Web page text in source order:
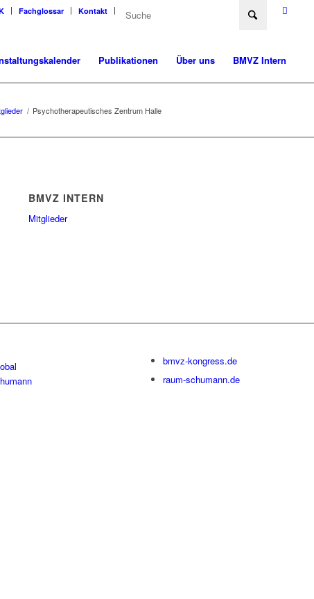
Fachglossar Kontakt
Publikationen Über uns BMVZ Intern
/ Psychotherapeutisches Zentrum Halle
BMVZ INTERN
Mitglieder
bmvz-kongress.de
raum-schumann.de